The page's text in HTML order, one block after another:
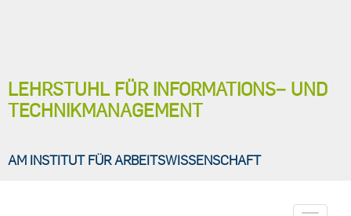
LEHRSTUHL FÜR INFORMATIONS− UND
TECHNIKMANAGEMENT
AM INSTITUT FÜR ARBEITSWISSENSCHAFT